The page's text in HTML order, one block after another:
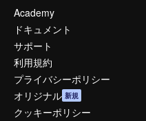
Academy
ドキュメント
サポート
利用規約
プライバシーポリシー
オリジナル 新規
クッキーポリシー